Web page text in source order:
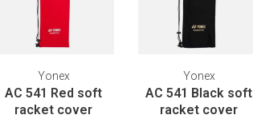
Yonex
AC 541 Red soft
racket cover
Yonex
AC 541 Black soft
racket cover